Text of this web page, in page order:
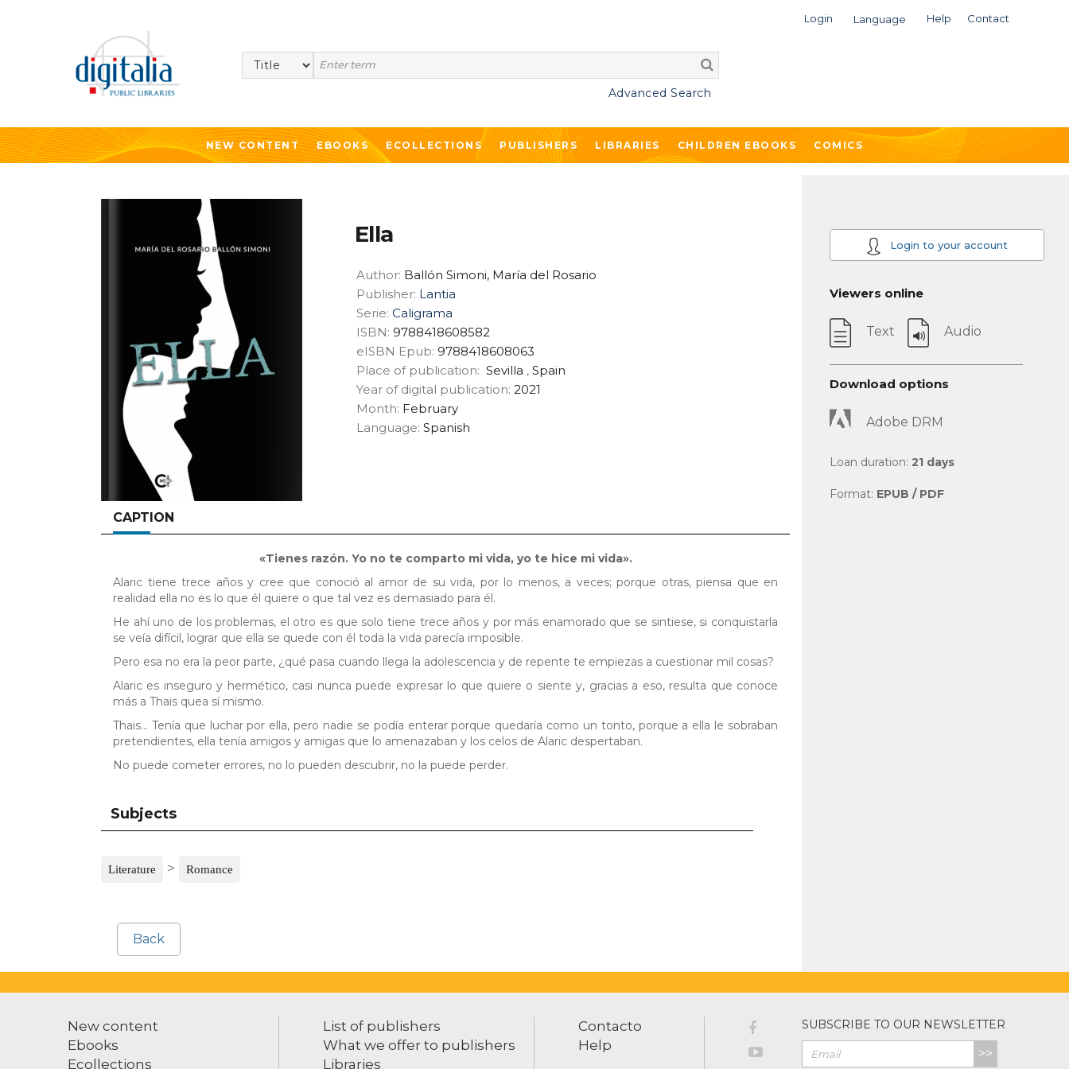
Login Language Help Contact
Search
Advanced Search
NEW CONTENT EBOOKS ECOLLECTIONS PUBLISHERS LIBRARIES CHILDREN EBOOKS COMICS
Ella
Author: Ballón Simoni, María del Rosario
Publisher: Lantia
Serie: Caligrama
ISBN: 9788418608582
eISBN Epub: 9788418608063
Place of publication: Sevilla , Spain
Year of digital publication: 2021
Month: February
Language: Spanish
CAPTION
«Tienes razón. Yo no te comparto mi vida, yo te hice mi vida».
Alaric tiene trece años y cree que conoció al amor de su vida, por lo menos, a veces; porque otras, piensa que en
realidad ella no es lo que él quiere o que tal vez es demasiado para él.
He ahí uno de los problemas, el otro es que solo tiene trece años y por más enamorado que se sintiese, si conquistarla
se veía difícil, lograr que ella se quede con él toda la vida parecía imposible.
Pero esa no era la peor parte, ¿qué pasa cuando llega la adolescencia y de repente te empiezas a cuestionar mil cosas?
Alaric es inseguro y hermético, casi nunca puede expresar lo que quiere o siente y, gracias a eso, resulta que conoce
más a Thais quea sí mismo.
Thais... Tenía que luchar por ella, pero nadie se podía enterar porque quedaría como un tonto, porque a ella le sobraban
pretendientes, ella tenía amigos y amigas que lo amenazaban y los celos de Alaric despertaban.
No puede cometer errores, no lo pueden descubrir, no la puede perder.
Subjects
Literature > Romance
Back
Login to your account
Viewers online
Text Audio
Download options
Adobe DRM
Loan duration: 21 days
Format: EPUB / PDF
New content
Ebooks
Ecollections
List of publishers
What we offer to publishers
Libraries
Contacto
Help
SUBSCRIBE TO OUR NEWSLETTER
>>